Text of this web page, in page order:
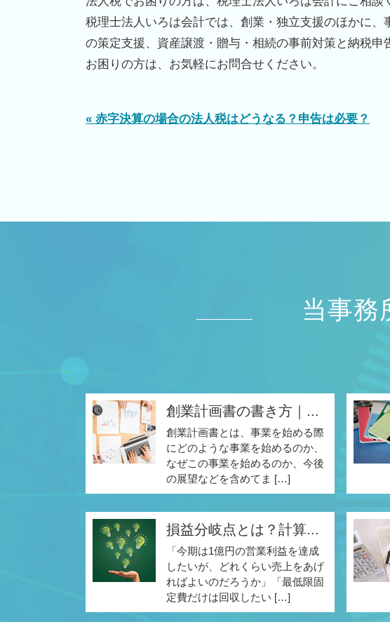
税理士法人いろは会計では、創業・独立支援のほかに
の策定支援、資産譲渡・贈与・相続の事前対策と納税
お困りの方は、お気軽にお問合せください。
« 赤字決算の場合の法人税はどうなる？申告は必要？
当事務
創業計画書の書き方｜...
創業計画書とは、事業を始める際
にどのような事業を始めるのか、
なぜこの事業を始めるのか、今後
の展望などを含めてま […]
損益分岐点とは？計算...
「今期は1億円の営業利益を達成
したいが、どれくらい売上をあげ
ればよいのだろうか」「最低限固
定費だけは回収したい […]